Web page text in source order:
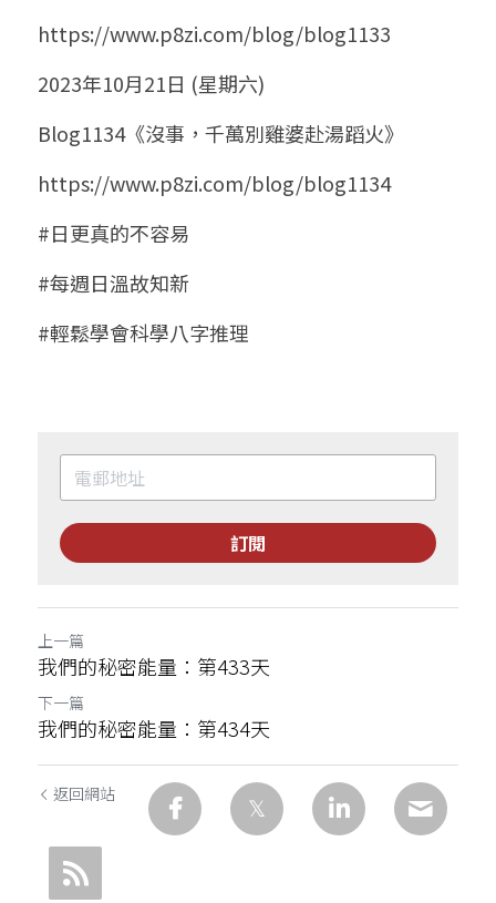
https://www.p8zi.com/blog/blog1133
2023年10月21日 (星期六)
Blog1134《沒事，千萬別雞婆赴湯蹈火》
https://www.p8zi.com/blog/blog1134
#日更真的不容易
#每週日溫故知新
#輕鬆學會科學八字推理
訂閱
上一篇
我們的秘密能量：第433天
下一篇
我們的秘密能量：第434天
返回網站